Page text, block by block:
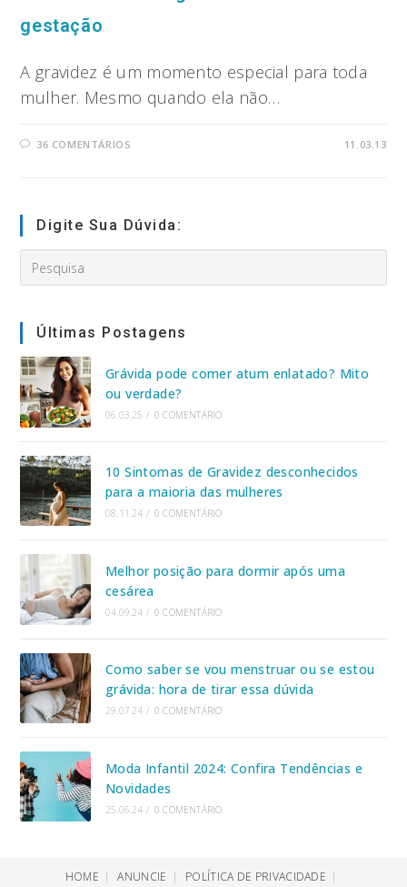
gestação
A gravidez é um momento especial para toda
mulher. Mesmo quando ela não…
36 COMENTÁRIOS 11.03.13
Digite Sua Dúvida:
this
Últimas Postagens
Grávida pode comer atum enlatado? Mito
ou verdade?
06.03.25 / 0 COMENTÁRIO
10 Sintomas de Gravidez desconhecidos
para a maioria das mulheres
08.11.24 / 0 COMENTÁRIO
Melhor posição para dormir após uma
cesárea
04.09.24 / 0 COMENTÁRIO
Como saber se vou menstruar ou se estou
grávida: hora de tirar essa dúvida
29.07.24 / 0 COMENTÁRIO
Moda Infantil 2024: Confira Tendências e
Novidades
25.06.24 / 0 COMENTÁRIO
HOME ANUNCIE POLÍTICA DE PRIVACIDADE